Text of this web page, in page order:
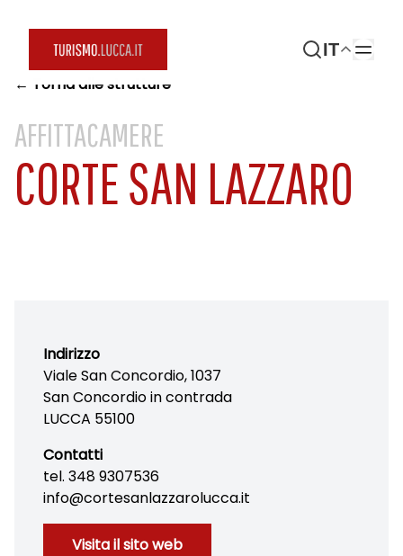
IT
← Torna alle strutture
AFFITTACAMERE
CORTE SAN LAZZARO
Indirizzo
Viale San Concordio, 1037
San Concordio in contrada
LUCCA 55100
Contatti
tel. 348 9307536
info@cortesanlazzarolucca.it
Visita il sito web